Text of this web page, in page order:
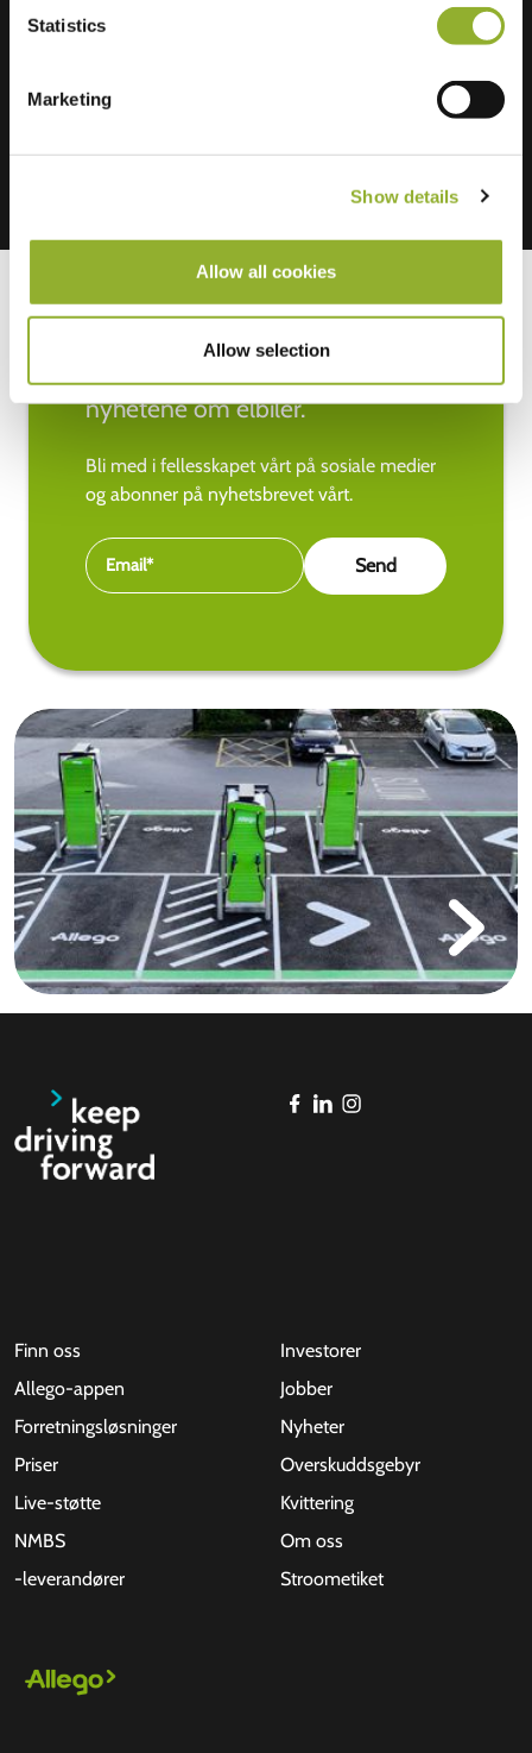
Statistics
Marketing
Show details
Allow all cookies
Allow selection
Hold deg oppdatert med de siste
nyhetene om elbiler.
Bli med i fellesskapet vårt på sosiale medier
og abonner på nyhetsbrevet vårt.
Finn oss
Allego-appen
Forretningsløsninger
Priser
Live-støtte
NMBS
-leverandører
Investorer
Jobber
Nyheter
Overskuddsgebyr
Kvittering
Om oss
Stroometiket